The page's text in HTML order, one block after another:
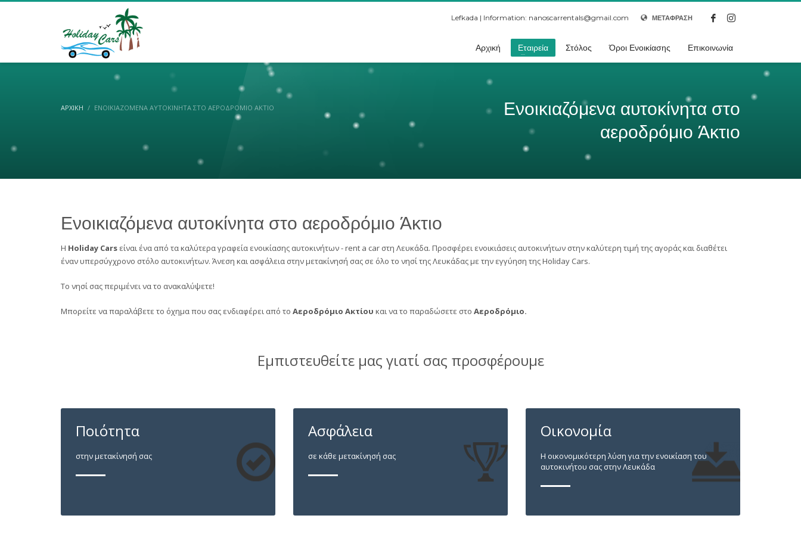
Lefkada | Information: nanoscarrentals@gmail.com ΜΕΤΑΦΡΑΣΗ
Αρχική Εταιρεία Στόλος Όροι Ενοικίασης Επικοινωνία
ΑΡΧΙΚΉ ΕΝΟΙΚΙΑΖΌΜΕΝΑ ΑΥΤΟΚΊΝΗΤΑ ΣΤΟ ΑΕΡΟΔΡΌΜΙΟ ΆΚΤΙΟ
Ενοικιαζόμενα αυτοκίνητα στο
αεροδρόμιο Άκτιο
Ενοικιαζόμενα αυτοκίνητα στο αεροδρόμιο Άκτιο
Η Holiday Cars είναι ένα από τα καλύτερα γραφεία ενοικίασης αυτοκινήτων - rent a car στη Λευκάδα. Προσφέρει ενοικιάσεις αυτοκινήτων στην καλύτερη τιμή της αγοράς και διαθέτει
έναν υπερσύγχρονο στόλο αυτοκινήτων. Άνεση και ασφάλεια στην μετακίνησή σας σε όλο το νησί της Λευκάδας με την εγγύηση της Holiday Cars.
Το νησί σας περιμένει να το ανακαλύψετε!
Μπορείτε να παραλάβετε το όχημα που σας ενδιαφέρει από το Αεροδρόμιο Ακτίου και να το παραδώσετε στο Αεροδρόμιο.
Εμπιστευθείτε μας γιατί σας προσφέρουμε
Ποιότητα
στην μετακίνησή σας
Ασφάλεια
σε κάθε μετακίνησή σας
Οικονομία
Η οικονομικότερη λύση για την ενοικίαση του
αυτοκινήτου σας στην Λευκάδα